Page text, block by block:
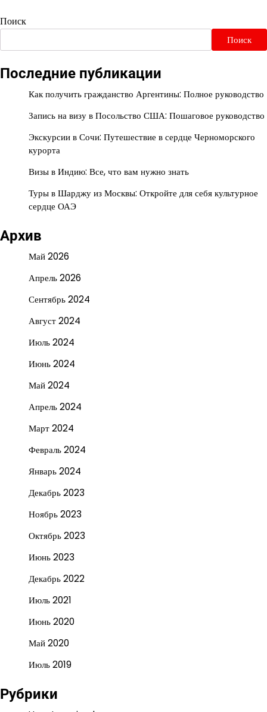
Поиск
Поиск
Последние публикации
Как получить гражданство Аргентины: Полное руководство
Запись на визу в Посольство США: Пошаговое руководство
Экскурсии в Сочи: Путешествие в сердце Черноморского
курорта
Визы в Индию: Все, что вам нужно знать
Туры в Шарджу из Москвы: Откройте для себя культурное
сердце ОАЭ
Архив
Май 2026
Апрель 2026
Сентябрь 2024
Август 2024
Июль 2024
Июнь 2024
Май 2024
Апрель 2024
Март 2024
Февраль 2024
Январь 2024
Декабрь 2023
Ноябрь 2023
Октябрь 2023
Июнь 2023
Декабрь 2022
Июль 2021
Июнь 2020
Май 2020
Июль 2019
Рубрики